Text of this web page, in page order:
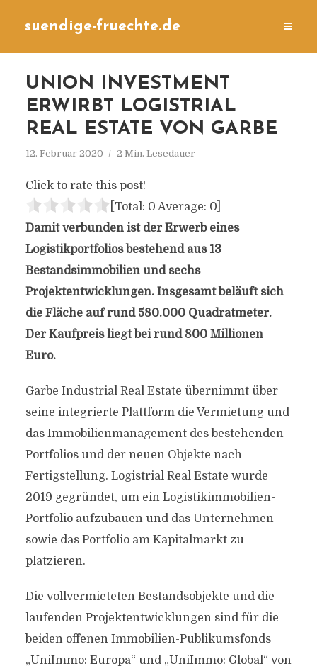
suendige-fruechte.de
UNION INVESTMENT
ERWIRBT LOGISTRIAL
REAL ESTATE VON GARBE
12. Februar 2020 2 Min. Lesedauer
Click to rate this post!
[Total: 0 Average: 0]
Damit verbunden ist der Erwerb eines
Logistikportfolios bestehend aus 13
Bestandsimmobilien und sechs
Projektentwicklungen. Insgesamt beläuft sich
die Fläche auf rund 580.000 Quadratmeter.
Der Kaufpreis liegt bei rund 800 Millionen
Euro.
Garbe Industrial Real Estate übernimmt über
seine integrierte Plattform die Vermietung und
das Immobilienmanagement des bestehenden
Portfolios und der neuen Objekte nach
Fertigstellung. Logistrial Real Estate wurde
2019 gegründet, um ein Logistikimmobilien-
Portfolio aufzubauen und das Unternehmen
sowie das Portfolio am Kapitalmarkt zu
platzieren.
Die vollvermieteten Bestandsobjekte und die
laufenden Projektentwicklungen sind für die
beiden offenen Immobilien-Publikumsfonds
„UniImmo: Europa“ und „UniImmo: Global“ von